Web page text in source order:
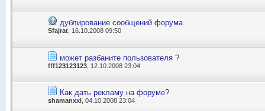
дублирование сообщений форума
Sfajrat, 16.10.2008 09:50
может разбаните пользователя ?
fff123123123 , 12.10.2008 23:04
Как дать рекламу на форуме?
shamanxxl , 04.10.2008 23:04